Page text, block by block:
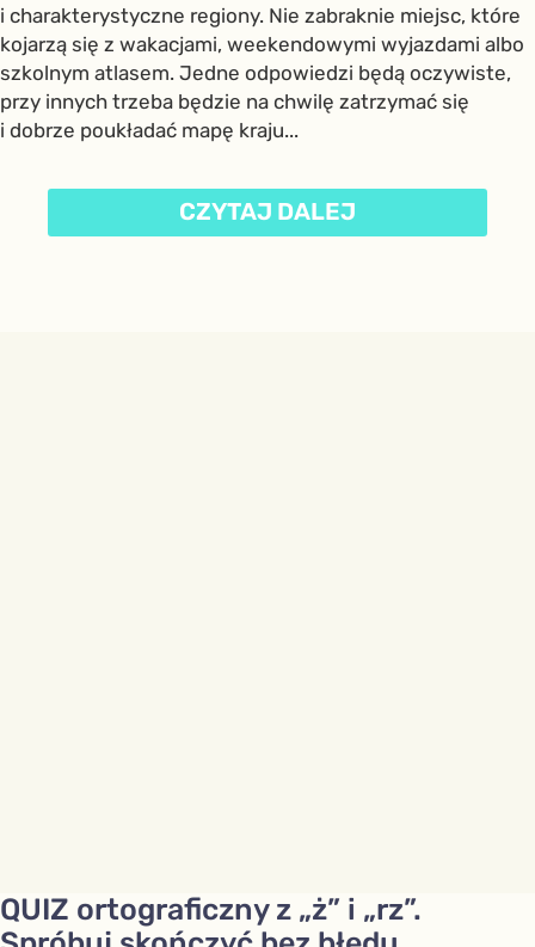
i charakterystyczne regiony. Nie zabraknie miejsc, które
kojarzą się z wakacjami, weekendowymi wyjazdami albo
szkolnym atlasem. Jedne odpowiedzi będą oczywiste,
przy innych trzeba będzie na chwilę zatrzymać się
i dobrze poukładać mapę kraju...
CZYTAJ DALEJ
QUIZ ortograficzny z „ż” i „rz”.